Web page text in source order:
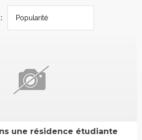
une résidence étudiante